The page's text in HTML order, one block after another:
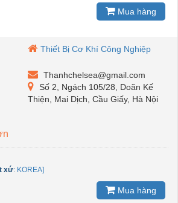
Mua hàng
Thiết Bị Cơ Khí Công Nghiệp
Thanhchelsea@gmail.com
Số 2, Ngách 105/28, Doãn Kế
Thiện, Mai Dịch, Cầu Giấy, Hà Nội
xứ: KOREA]
Mua hàng